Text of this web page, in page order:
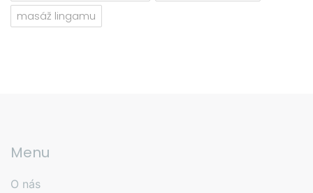
masáž lingamu
Menu
O nás